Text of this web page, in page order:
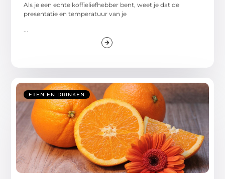
Als je een echte koffieliefhebber bent, weet je dat de
presentatie en temperatuur van je
...
ETEN EN DRINKEN